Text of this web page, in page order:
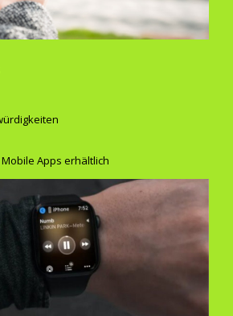
Apps erhältlich